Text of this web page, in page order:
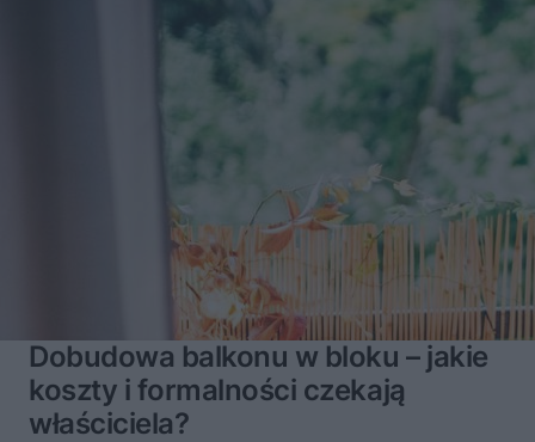
Dobudowa balkonu w bloku – jakie
koszty i formalności czekają
właściciela?